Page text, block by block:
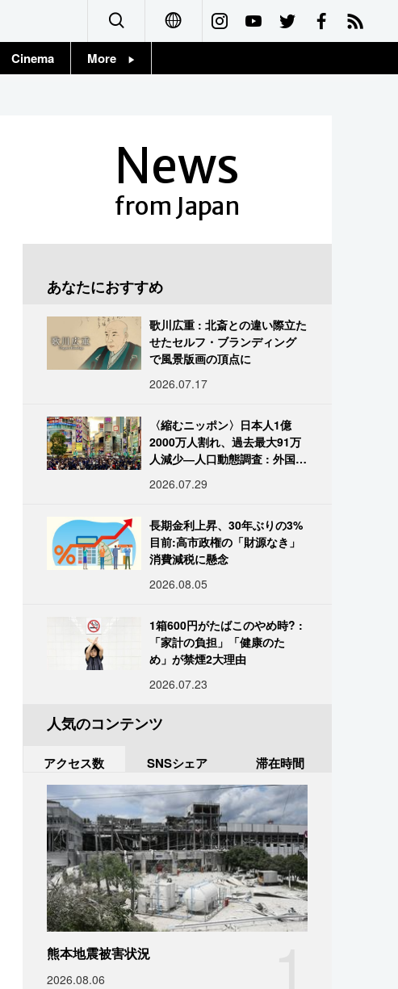
Français
Cinema More
News
from Japan
あなたにおすすめ
歌川広重 : 北斎との違い際立た
せたセルフ・ブランディング
で風景版画の頂点に
2026.07.17
〈縮むニッポン〉日本人1億
2000万人割れ、過去最大91万
人減少―人口動態調査 : 外国人
2026.07.29
長期金利上昇、30年ぶりの3%
目前:高市政権の「財源なき」
消費減税に懸念
2026.08.05
1箱600円がたばこのやめ時? :
「家計の負担」「健康のた
め」が禁煙2大理由
2026.07.23
人気のコンテンツ
アクセス数 SNSシェア 滞在時間
熊本地震被害状況
2026.08.06